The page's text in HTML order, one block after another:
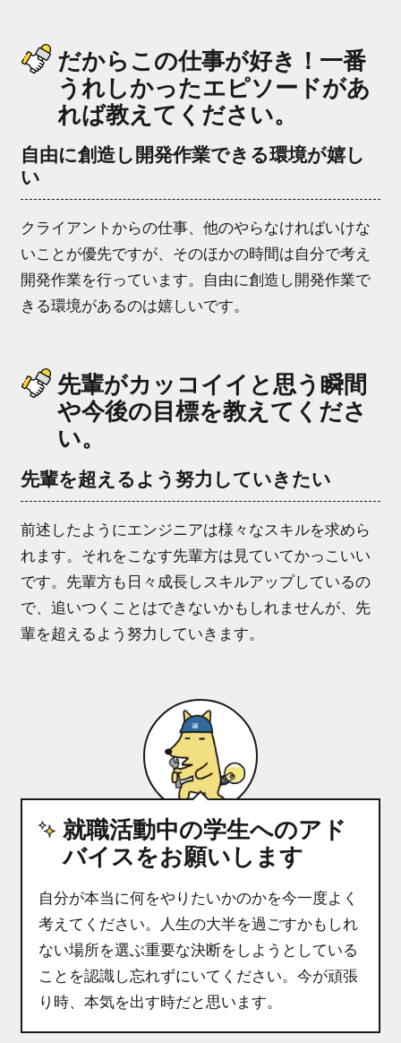
だからこの仕事が好き！一番
うれしかったエピソードがあ
れば教えてください。
自由に創造し開発作業できる環境が嬉し
い
クライアントからの仕事、他のやらなければいけな
いことが優先ですが、そのほかの時間は自分で考え
開発作業を行っています。自由に創造し開発作業で
きる環境があるのは嬉しいです。
先輩がカッコイイと思う瞬間
や今後の目標を教えてくださ
い。
先輩を超えるよう努力していきたい
前述したようにエンジニアは様々なスキルを求めら
れます。それをこなす先輩方は見ていてかっこいい
です。先輩方も日々成長しスキルアップしているの
で、追いつくことはできないかもしれませんが、先
輩を超えるよう努力していきます。
就職活動中の学生へのアド
バイスをお願いします
自分が本当に何をやりたいかのかを今一度よく
考えてください。人生の大半を過ごすかもしれ
ない場所を選ぶ重要な決断をしようとしている
ことを認識し忘れずにいてください。今が頑張
り時、本気を出す時だと思います。